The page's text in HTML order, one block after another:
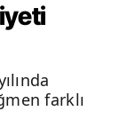
farklı